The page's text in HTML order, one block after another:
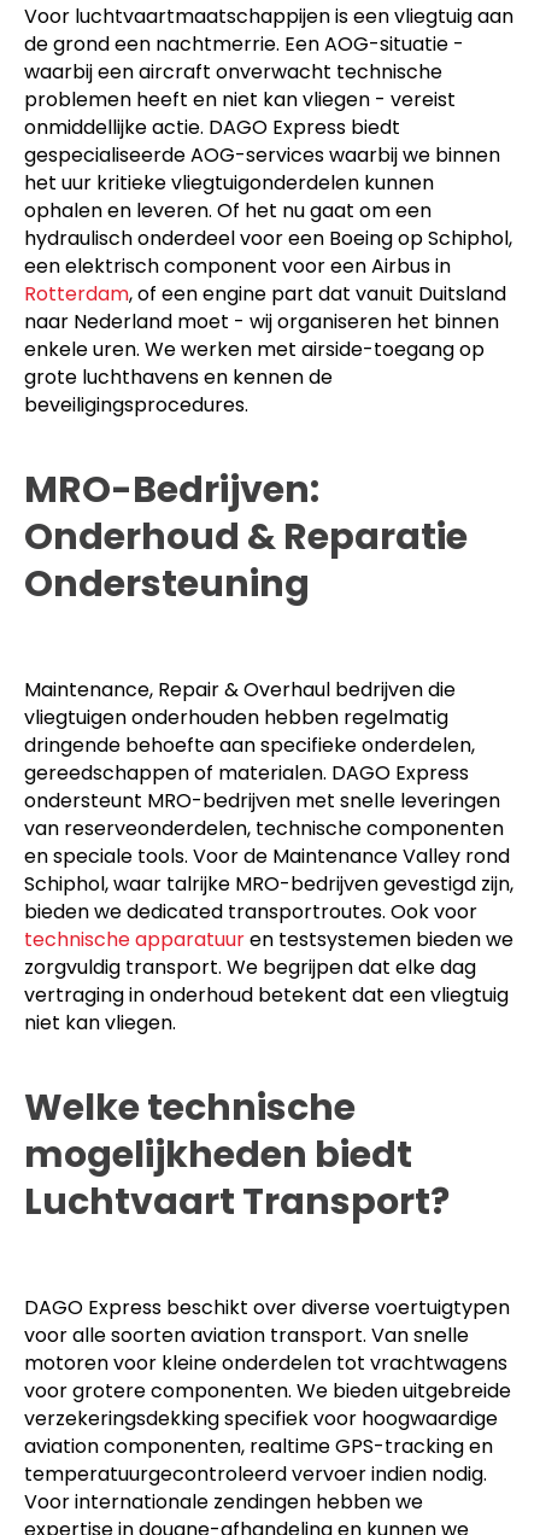
Voor luchtvaartmaatschappijen is een vliegtuig aan
de grond een nachtmerrie. Een AOG-situatie -
waarbij een aircraft onverwacht technische
problemen heeft en niet kan vliegen - vereist
onmiddellijke actie. DAGO Express biedt
gespecialiseerde AOG-services waarbij we binnen
het uur kritieke vliegtuigonderdelen kunnen
ophalen en leveren. Of het nu gaat om een
hydraulisch onderdeel voor een Boeing op Schiphol,
een elektrisch component voor een Airbus in
Rotterdam, of een engine part dat vanuit Duitsland
naar Nederland moet - wij organiseren het binnen
enkele uren. We werken met airside-toegang op
grote luchthavens en kennen de
beveiligingsprocedures.
MRO-Bedrijven:
Onderhoud & Reparatie
Ondersteuning
Maintenance, Repair & Overhaul bedrijven die
vliegtuigen onderhouden hebben regelmatig
dringende behoefte aan specifieke onderdelen,
gereedschappen of materialen. DAGO Express
ondersteunt MRO-bedrijven met snelle leveringen
van reserveonderdelen, technische componenten
en speciale tools. Voor de Maintenance Valley rond
Schiphol, waar talrijke MRO-bedrijven gevestigd zijn,
bieden we dedicated transportroutes. Ook voor
technische apparatuuren testsystemen bieden we
zorgvuldig transport. We begrijpen dat elke dag
vertraging in onderhoud betekent dat een vliegtuig
niet kan vliegen.
Welke technische
mogelijkheden biedt
Luchtvaart Transport?
DAGO Express beschikt over diverse voertuigtypen
voor alle soorten aviation transport. Van snelle
motoren voor kleine onderdelen tot vrachtwagens
voor grotere componenten. We bieden uitgebreide
verzekeringsdekking specifiek voor hoogwaardige
aviation componenten, realtime GPS-tracking en
temperatuurgecontroleerd vervoer indien nodig.
Voor internationale zendingen hebben we
expertise in douane-afhandeling en kunnen we